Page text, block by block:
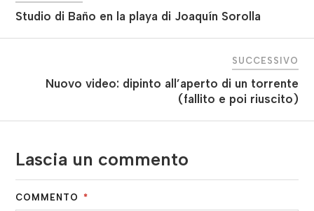
Studio di Baño en la playa di Joaquín Sorolla
SUCCESSIVO
Nuovo video: dipinto all’aperto di un torrente
(fallito e poi riuscito)
Lascia un commento
COMMENTO *